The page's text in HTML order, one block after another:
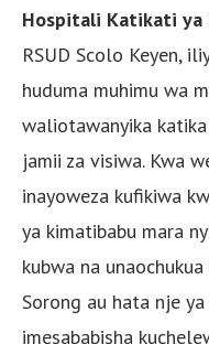
Hospitali Katikati ya
RSUD Scolo Keyen,
huduma muhimu wa
waliotawanyika
jamii za visiwa. Kwa
inayoweza kufikiwa
ya kimatibabu mara
kubwa na
Sorong au hata nje
imesababisha